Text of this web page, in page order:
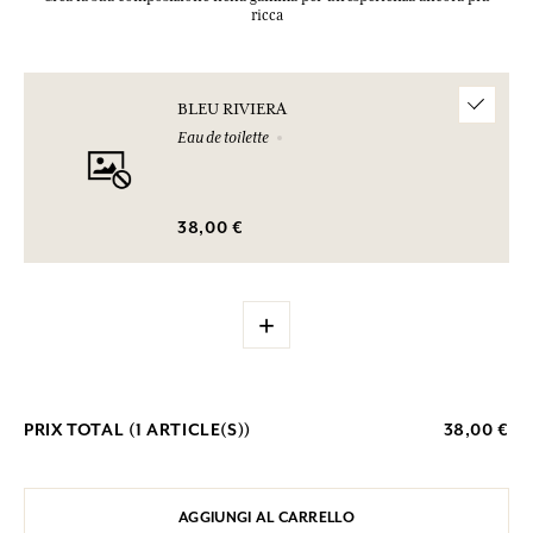
ricca
BLEU RIVIERA
Eau de toilette
38,00 €
+
PRIX TOTAL (1 ARTICLE(S)) 38,00 €
AGGIUNGI AL CARRELLO